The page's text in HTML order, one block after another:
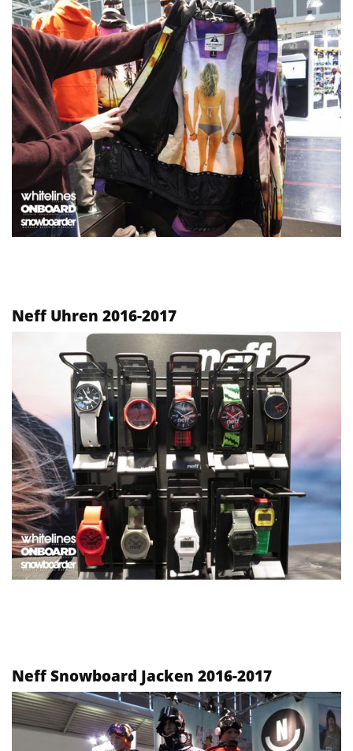
Neff Uhren 2016-2017
Neff Snowboard Jacken 2016-2017